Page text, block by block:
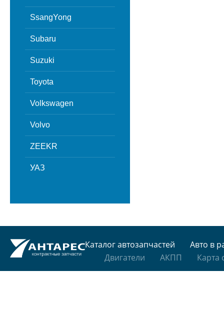
SsangYong
Subaru
Suzuki
Toyota
Volkswagen
Volvo
ZEEKR
УАЗ
Каталог автозапчастей
Авто в
Двигатели
АКПП Карта